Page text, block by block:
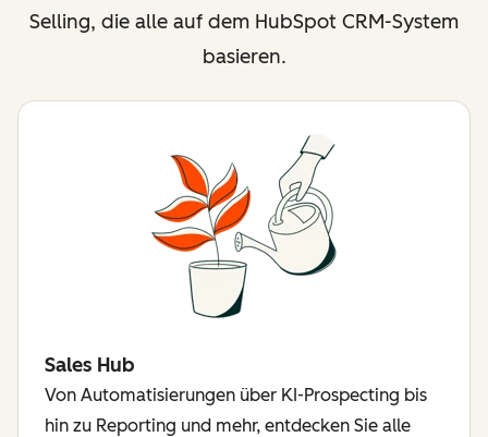
Selling, die alle auf dem HubSpot CRM-System
basieren.
Sales Hub
Von Automatisierungen über KI-Prospecting bis
hin zu Reporting und mehr, entdecken Sie alle